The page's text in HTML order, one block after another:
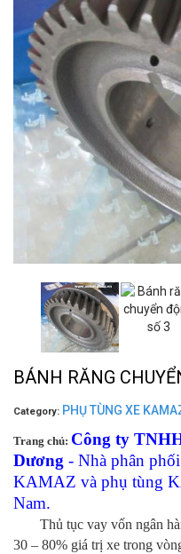
BÁNH RĂNG
Category: PHỤ TÙNG XE
Trang chủ: Công ty
Dương - Nhà phân
KAMAZ và phụ tùng
Nam.
Thủ tục vay vốn ngân
30 – 80% giá trị xe trong